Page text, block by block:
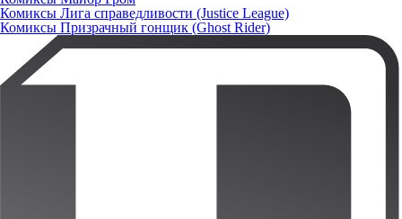
Комиксы Лига справедливости (Justice League)
Комиксы Призрачный гонщик (Ghost Rider)